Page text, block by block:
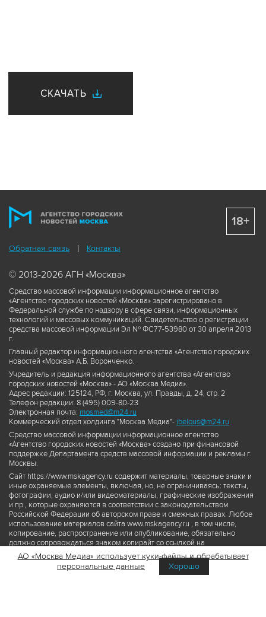
СКАЧАТЬ
Обратная связь Контакты
© 2013-2026 АГН «Москва»
Средство массовой информации информационное агентство
«Агентство городских новостей «Москва» зарегистрировано в
Федеральной службе по надзору в сфере связи, информационных
технологий и массовых коммуникаций. Свидетельство о регистрации
средства массовой информации Эл № ФС77-53980 от 30 апреля 2013
г.
Главный редактор информационного агентства «Агентство городских
новостей «Москва» А.Б. Воронченко.
Учредитель и редакция информационного агентства «Агентство
городских новостей «Москва» - АО «Москва Медиа».
Адрес редакции: 125124, РФ, г. Москва, ул. Правды, д. 24, стр. 2
Телефон редакции: 8 (495) 009-80-23
Электронная почта: mosmed@m24.ru
Коммерческий отдел холдинга "Москва Медиа"- ibelous@m24.ru
Средство массовой информации информационное агентство
«Агентство городских новостей «Москва» создано при финансовой
поддержке Департамента средств массовой информации и рекламы г.
Москвы.
Сайт https://www.mskagency.ru содержит материалы, товарные знаки и
иные охраняемые элементы, включая, но, не ограничиваясь: тексты,
фотографии, аудио и/или видеоматериалы, графические изображения
и пр., которые охраняются в соответствии с законодательством
Российской Федерации об авторском праве и смежных правах. Любое
использование материалов сайта www.mskagency.ru , в том числе,
копирование, распространение или опубликование, обязательно
должно сопровождаться знаком копирайт со ссылкой на
правообладателя © АО «Москва Медиа», а также гиперссылкой на сайт
www.mskagency.ru как на первоисточник информации. Переработка
материалов сайта www.mskagency.ru не допускается.
18+
АО «Москва Медиа» использует куки-файлы и обрабатывает
персональные данные
Хорошо